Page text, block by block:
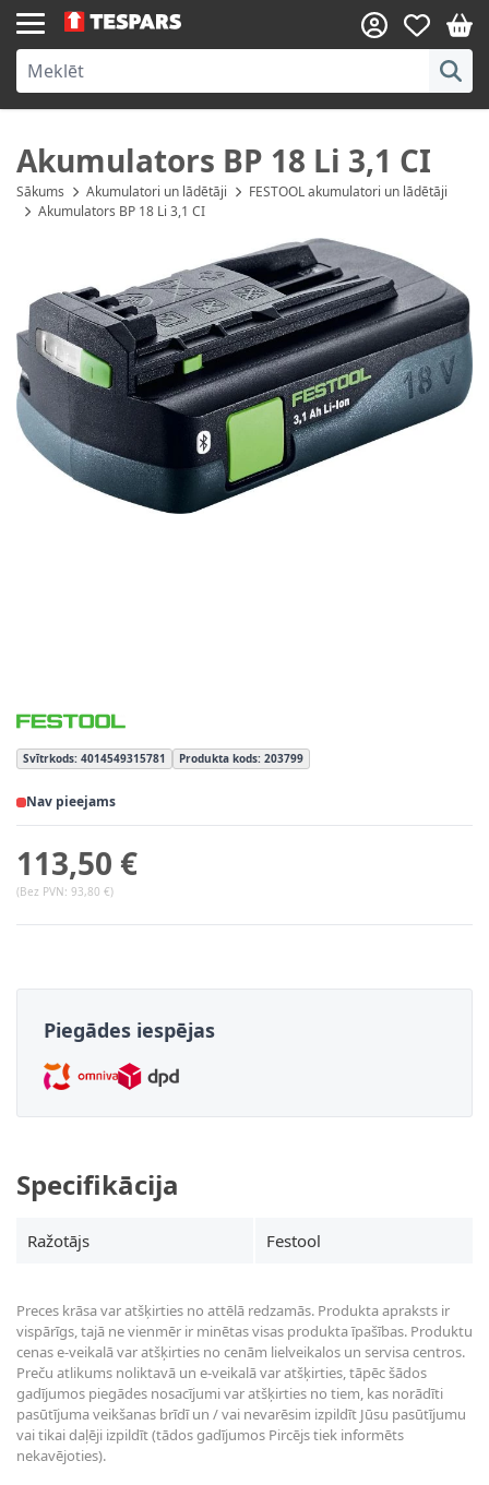
Skip to Content
Akumulators BP 18 Li 3,1 CI
Sākums Akumulatori un lādētāji
FESTOOL akumulatori un lādētāji
Akumulators BP 18 Li 3,1 CI
Svītrkods: 4014549315781 Produkta kods: 203799
Nav pieejams
113,50 €
(Bez PVN: 93,80 €)
Piegādes iespējas
Specifikācija
Ražotājs Festool
Preces krāsa var atšķirties no attēlā redzamās. Produkta apraksts ir
vispārīgs, tajā ne vienmēr ir minētas visas produkta īpašības. Produktu
cenas e-veikalā var atšķirties no cenām lielveikalos un servisa centros.
Preču atlikums noliktavā un e-veikalā var atšķirties, tāpēc šādos
gadījumos piegādes nosacījumi var atšķirties no tiem, kas norādīti
pasūtījuma veikšanas brīdī un / vai nevarēsim izpildīt Jūsu pasūtījumu
vai tikai daļēji izpildīt (tādos gadījumos Pircējs tiek informēts
nekavējoties).